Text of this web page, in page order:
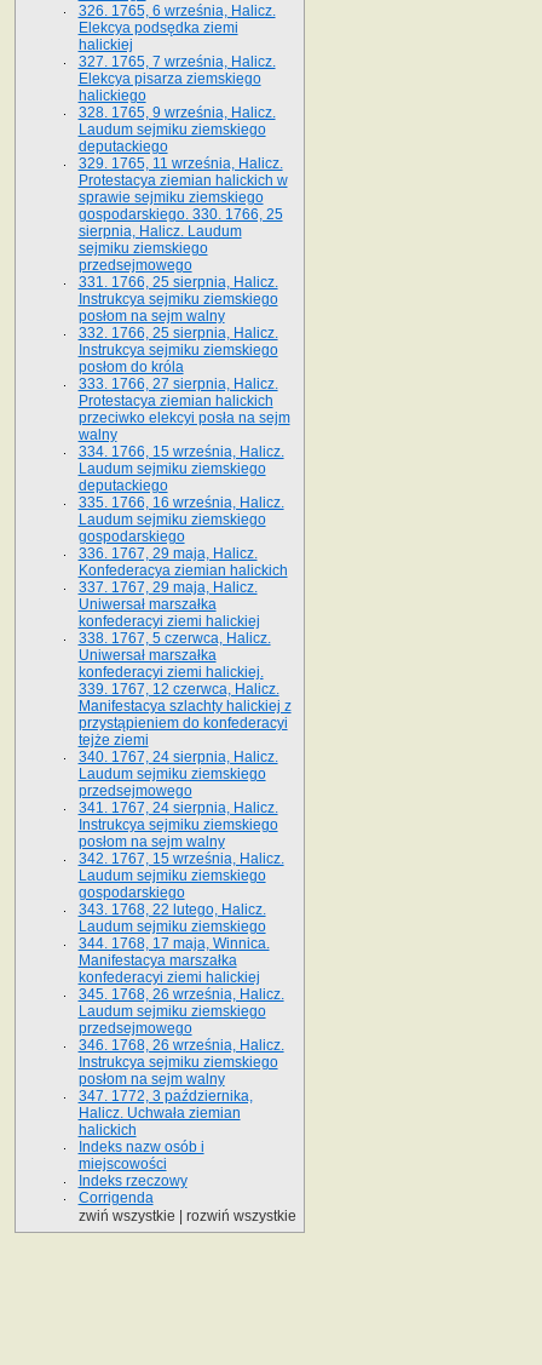
326. 1765, 6 września, Halicz.
Elekcya podsędka ziemi
halickiej
327. 1765, 7 września, Halicz.
Elekcya pisarza ziemskiego
halickiego
328. 1765, 9 września, Halicz.
Laudum sejmiku ziemskiego
deputackiego
329. 1765, 11 września, Halicz.
Protestacya ziemian halickich w
sprawie sejmiku ziemskiego
gospodarskiego. 330. 1766, 25
sierpnia, Halicz. Laudum
sejmiku ziemskiego
przedsejmowego
331. 1766, 25 sierpnia, Halicz.
Instrukcya sejmiku ziemskiego
posłom na sejm walny
332. 1766, 25 sierpnia, Halicz.
Instrukcya sejmiku ziemskiego
posłom do króla
333. 1766, 27 sierpnia, Halicz.
Protestacya ziemian halickich
przeciwko elekcyi posła na sejm
walny
334. 1766, 15 września, Halicz.
Laudum sejmiku ziemskiego
deputackiego
335. 1766, 16 września, Halicz.
Laudum sejmiku ziemskiego
gospodarskiego
336. 1767, 29 maja, Halicz.
Konfederacya ziemian halickich
337. 1767, 29 maja, Halicz.
Uniwersał marszałka
konfederacyi ziemi halickiej
338. 1767, 5 czerwca, Halicz.
Uniwersał marszałka
konfederacyi ziemi halickiej.
339. 1767, 12 czerwca, Halicz.
Manifestacya szlachty halickiej z
przystąpieniem do konfederacyi
tejże ziemi
340. 1767, 24 sierpnia, Halicz.
Laudum sejmiku ziemskiego
przedsejmowego
341. 1767, 24 sierpnia, Halicz.
Instrukcya sejmiku ziemskiego
posłom na sejm walny
342. 1767, 15 września, Halicz.
Laudum sejmiku ziemskiego
gospodarskiego
343. 1768, 22 lutego, Halicz.
Laudum sejmiku ziemskiego
344. 1768, 17 maja, Winnica.
Manifestacya marszałka
konfederacyi ziemi halickiej
345. 1768, 26 września, Halicz.
Laudum sejmiku ziemskiego
przedsejmowego
346. 1768, 26 września, Halicz.
Instrukcya sejmiku ziemskiego
posłom na sejm walny
347. 1772, 3 października,
Halicz. Uchwała ziemian
halickich
Indeks nazw osób i
miejscowości
Indeks rzeczowy
Corrigenda
zwiń wszystkie
rozwiń wszystkie